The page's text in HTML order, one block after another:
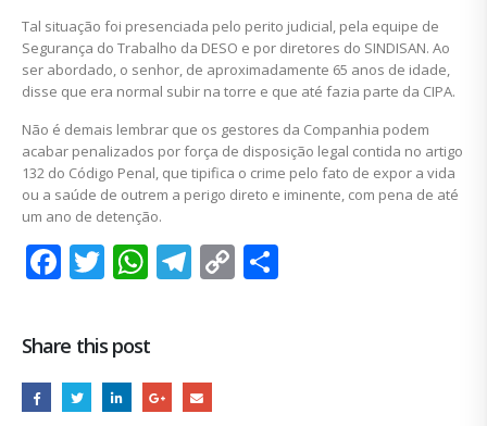
Tal situação foi presenciada pelo perito judicial, pela equipe de
Segurança do Trabalho da DESO e por diretores do SINDISAN. Ao
ser abordado, o senhor, de aproximadamente 65 anos de idade,
disse que era normal subir na torre e que até fazia parte da CIPA.
Não é demais lembrar que os gestores da Companhia podem
acabar penalizados por força de disposição legal contida no artigo
132 do Código Penal, que tipifica o crime pelo fato de expor a vida
ou a saúde de outrem a perigo direto e iminente, com pena de até
um ano de detenção.
Facebook
Twitter
WhatsApp
Telegram
Copy
Share this post